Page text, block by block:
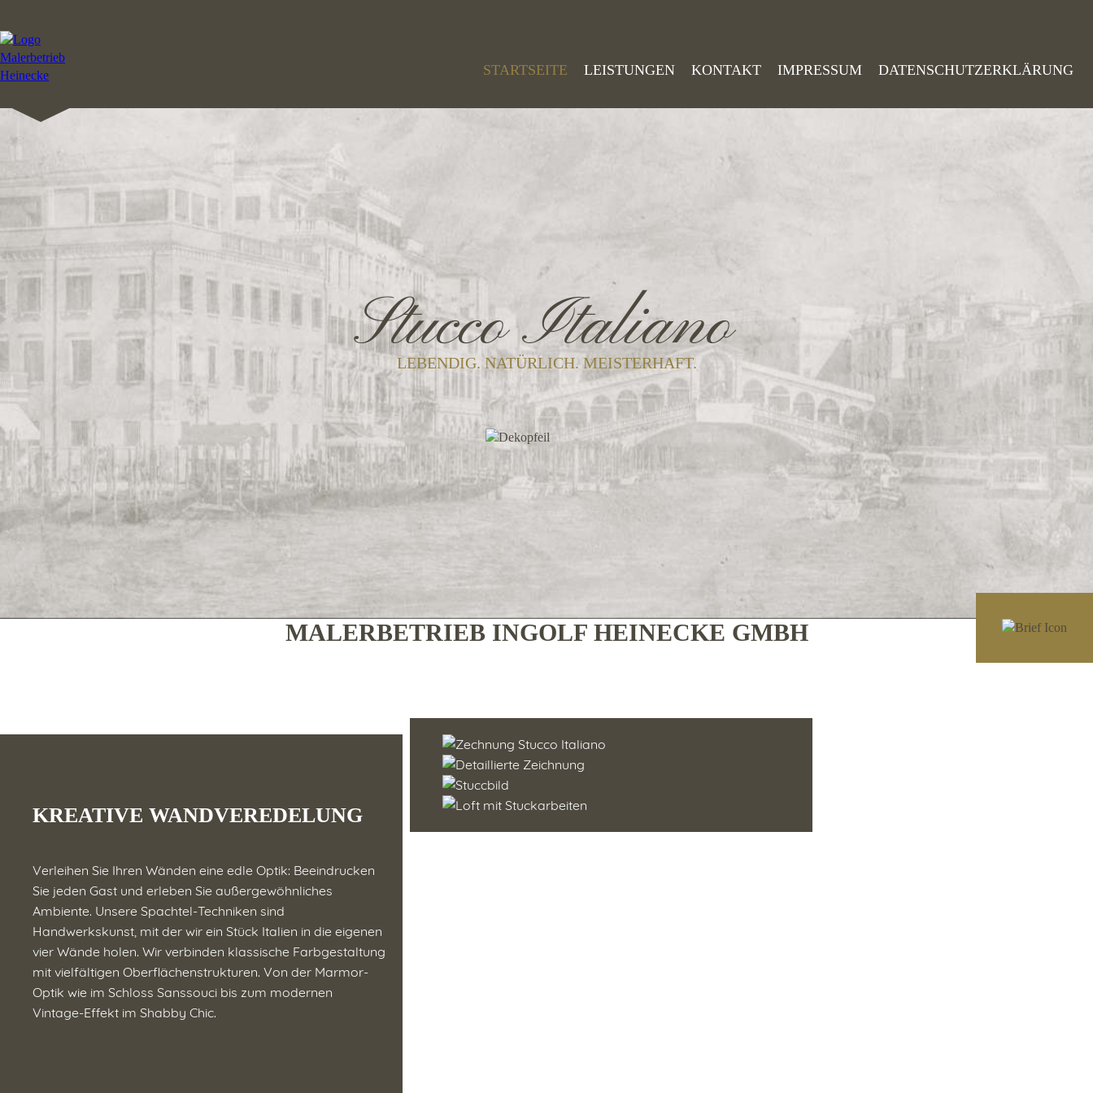
STARTSEITE LEISTUNGEN KONTAKT IMPRESSUM DATENSCHUTZERKLÄRUNG
Stucco Italiano
LEBENDIG. NATÜRLICH. MEISTERHAFT.
MALERBETRIEB INGOLF HEINECKE GMBH
KREATIVE WANDVEREDELUNG
Verleihen Sie Ihren Wänden eine edle Optik: Beeindrucken
Sie jeden Gast und erleben Sie außergewöhnliches
Ambiente. Unsere Spachtel-Techniken sind
Handwerkskunst, mit der wir ein Stück Italien in die eigenen
vier Wände holen. Wir verbinden klassische Farbgestaltung
mit vielfältigen Oberflächenstrukturen. Von der Marmor-
Optik wie im Schloss Sanssouci bis zum modernen
Vintage-Effekt im Shabby Chic.